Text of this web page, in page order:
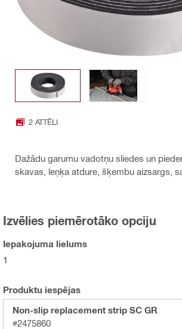
2 ATTĒLI
Dažādu garumu vadotņu sliedes un
skavas, leņķa atdure, šķembu aizsargs,
Izvēlies piemērotāko opciju
Iepakojuma lielums
1
Produktu iespējas
Non-slip replacement strip SC GR
#2475860